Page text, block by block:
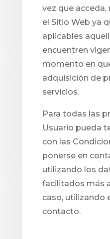
vez que acceda,
el Sitio Web ya
aplicables
encuentren
momento en
adquisición de
servicios.
Para todas las
Usuario pueda
con las
ponerse en
utilizando los
facilitados más
caso, utilizando
contacto.